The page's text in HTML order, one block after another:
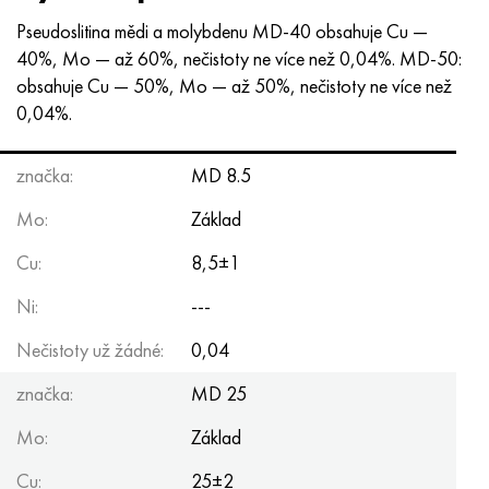
Pseudoslitina mědi a molybdenu MD-40 obsahuje Cu —
40%, Mo — až 60%, nečistoty ne více než 0,04%. MD-50:
obsahuje Cu — 50%, Mo — až 50%, nečistoty ne více než
0,04%.
značka:
MD 8.5
Mo:
Základ
Cu:
8,5±1
Ni:
---
Nečistoty už žádné:
0,04
značka:
MD 25
Mo:
Základ
Cu:
25±2
Nimonic 90
Nimonic 263
Haynes 25
Haynes 188
Haynes 230
Hastelloy b3
Hastelloy c4
Hastelloy C22
Přesná trubka
H70MFV
AM-350 – AM-5548
AM-355 – AM-5547
Custom 450® - uns S45000
Řecký Ascoloy 418
Potrubí odolné proti korozi
45Х14Н14В2М
50X14MF
65X13
90X18MF
95 x 18
ac35g2, 36smnpb14, 1.0765
38x2n2ma, 34CrNiMo6, 40NiCrMo7
40hn2ma, 34CrNiMo4, 36hnm
38 hodin, 37 hodin
38XA, 37Cr4, AISI 5135
40G, 40Mn4, AISI 1035
38XM, 42CrMo4, AISI 1,7225
40HH, 36NiCr6, AISI 3135